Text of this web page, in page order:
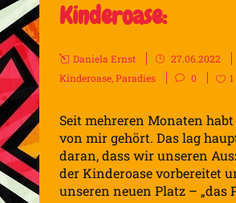
Kinderoase:
Daniela Ernst
27.06.2022
Kinderoase,Paradies 0 1
Seit mehreren Monaten
von mir gehört. Das lag
daran, dass wir unseren
der Kinderoase vorbereitet
unseren neuen Platz – „das